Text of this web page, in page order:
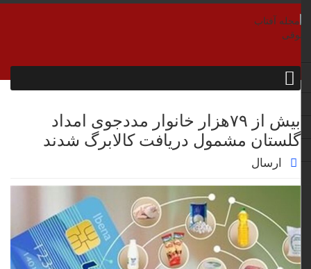
بیش از ۷۹هزار خانوار مددجوی امداد
گلستان مشمول دریافت کالابرگ شدند
ارسال